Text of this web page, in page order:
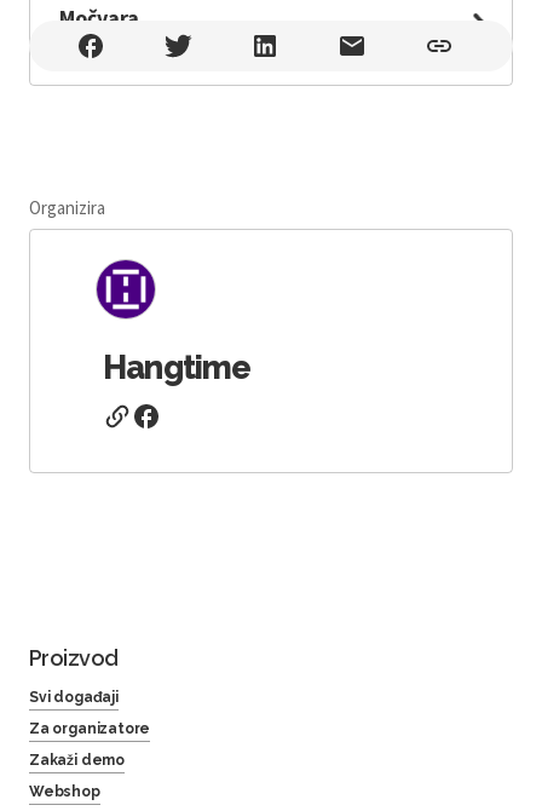
Močvara
Močvara , Zagreb , Trnjanska struga 34, Zagreb
Organizira
Hangtime
Proizvod
Svi događaji
Za organizatore
Zakaži demo
Webshop